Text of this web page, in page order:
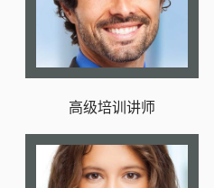
高级培训讲师